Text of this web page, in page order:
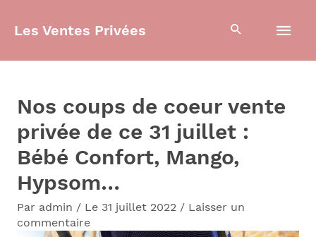
Les Ventes Privées
Nos coups de coeur vente
privée de ce 31 juillet :
Bébé Confort, Mango,
Hypsom…
Par admin / Le 31 juillet 2022 / Laisser un
commentaire